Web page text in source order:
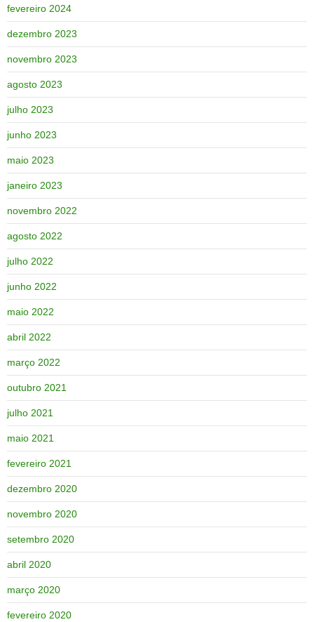
fevereiro 2024
dezembro 2023
novembro 2023
agosto 2023
julho 2023
junho 2023
maio 2023
janeiro 2023
novembro 2022
agosto 2022
julho 2022
junho 2022
maio 2022
abril 2022
março 2022
outubro 2021
julho 2021
maio 2021
fevereiro 2021
dezembro 2020
novembro 2020
setembro 2020
abril 2020
março 2020
fevereiro 2020